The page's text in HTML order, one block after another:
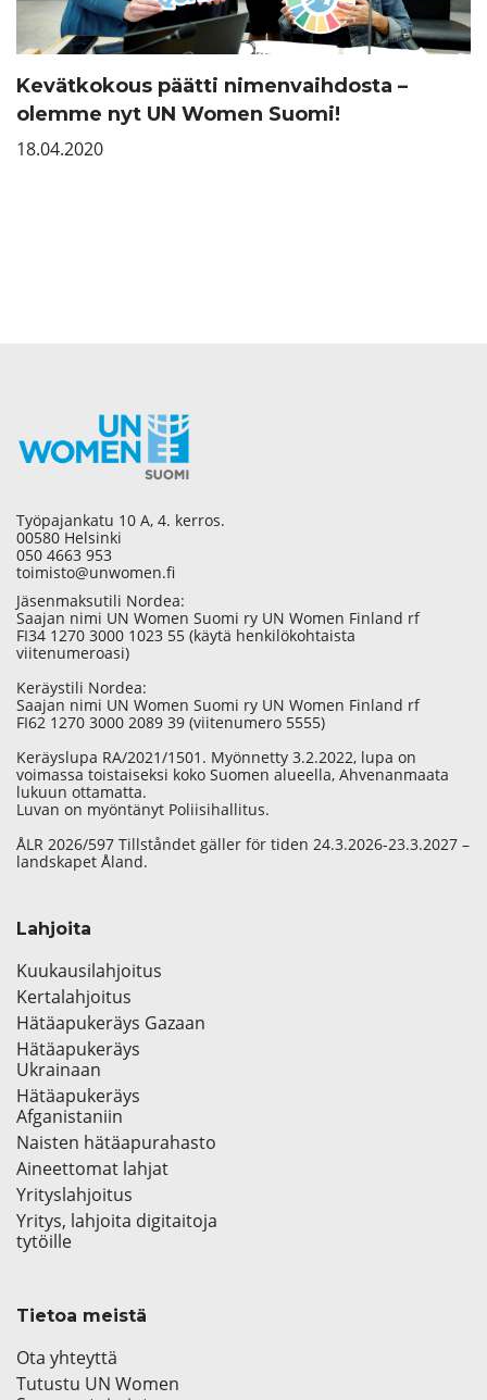
Kevätkokous päätti nimenvaihdosta –
olemme nyt UN Women Suomi!
18.04.2020
Työpajankatu 10 A, 4. kerros.
00580 Helsinki
050 4663 953
toimisto@unwomen.fi
Jäsenmaksutili Nordea:
Saajan nimi UN Women Suomi ry UN Women Finland rf
FI34 1270 3000 1023 55 (käytä henkilökohtaista
viitenumeroasi)
Keräystili Nordea:
Saajan nimi UN Women Suomi ry UN Women Finland rf
FI62 1270 3000 2089 39 (viitenumero 5555)
Keräyslupa RA/2021/1501. Myönnetty 3.2.2022, lupa on
voimassa toistaiseksi koko Suomen alueella, Ahvenanmaata
lukuun ottamatta.
Luvan on myöntänyt Poliisihallitus.
ÅLR 2026/597 Tillståndet gäller för tiden 24.3.2026-23.3.2027 –
landskapet Åland.
Lahjoita
Kuukausilahjoitus
Kertalahjoitus
Hätäapukeräys Gazaan
Hätäapukeräys
Ukrainaan
Hätäapukeräys
Afganistaniin
Naisten hätäapurahasto
Aineettomat lahjat
Yrityslahjoitus
Yritys, lahjoita digitaitoja
tytöille
Tietoa meistä
Ota yhteyttä
Tutustu UN Women